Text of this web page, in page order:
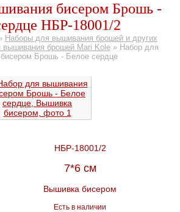
бисером Брошь -
НБР-18001/2
Наборы для вышивания брошей и других
вышивания брошей Mari Kole» Набор для
Брошь - Белое сердце
НБР-18001/2
7*6 см
Вышивка бисером
Есть в наличии